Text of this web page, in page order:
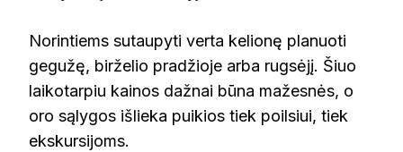
Norintiems sutaupyti verta kelionę planuoti
gegužę, birželio pradžioje arba rugsėjį. Šiuo
laikotarpiu kainos dažnai būna mažesnės, o
oro sąlygos išlieka puikios tiek poilsiui, tiek
ekskursijoms.